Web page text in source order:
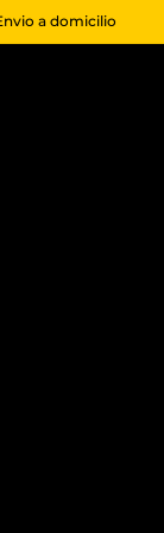
a domicilio